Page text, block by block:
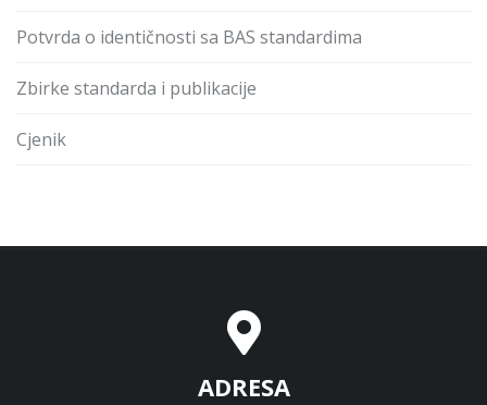
Potvrda o identičnosti sa BAS standardima
Zbirke standarda i publikacije
Cjenik
ADRESA